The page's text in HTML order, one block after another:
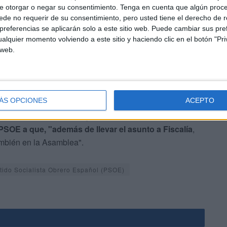
otorgar o negar su consentimiento. Tenga en cuenta que algún
no requerir de su consentimiento, pero usted tiene el derecho de
se aplicarán solo a este sitio web. Puede cambiar sus
momento volviendo a este sitio y haciendo clic en el botón
OPCIONES ACEPTO
concurren circunstanciasque atañan a la relación
así se sugirió en la última sesión plenaria, que
habilitar el albergue para personas sin hogar".
a que, "además de llevar el asunto a Fiscalía,
en la Asamblea".
Socialista Obrero Español (PSOE)